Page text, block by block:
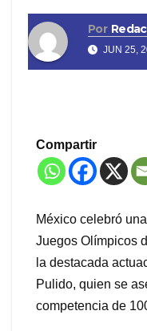
Por
JUN 25,
Compartir
México celebró
Juegos Olímpicos
la destacada
Pulido, quien se
competencia de